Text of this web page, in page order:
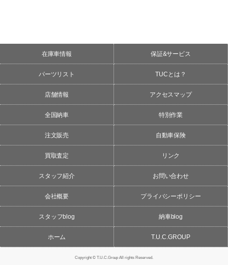
在庫車情報 保証&サービス
パーツリスト TUCとは？
店舗情報 アクセスマップ
全国納車 特別作業
注文販売 自動車保険
買取査定 リンク
スタッフ紹介 お問い合わせ
会社概要 プライバシーポリシー
スタッフblog 納車blog
ホーム T.U.C.GROUP
Copyright © T.U.C.Group All rights Reserved.